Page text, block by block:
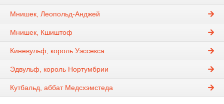
Мнишек, Леопольд-Анджей
Мнишек, Кшиштоф
Киневульф, король Уэссекса
Эдвульф, король Нортумбрии
Кутбальд, аббат Медсхэмстеда